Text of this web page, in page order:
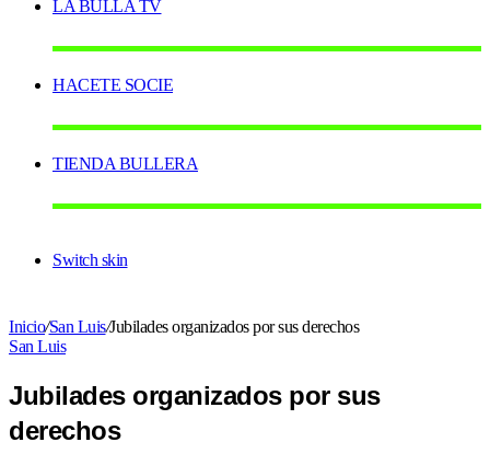
LA BULLA TV
HACETE SOCIE
TIENDA BULLERA
Switch skin
Inicio/San Luis/Jubilades organizados por sus derechos
San Luis
Jubilades organizados por sus
derechos